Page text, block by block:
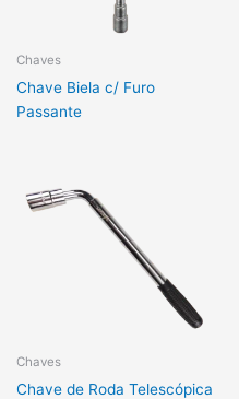
Chaves
Chave Biela c/ Furo
Passante
Chaves
Chave de Roda Telescópica